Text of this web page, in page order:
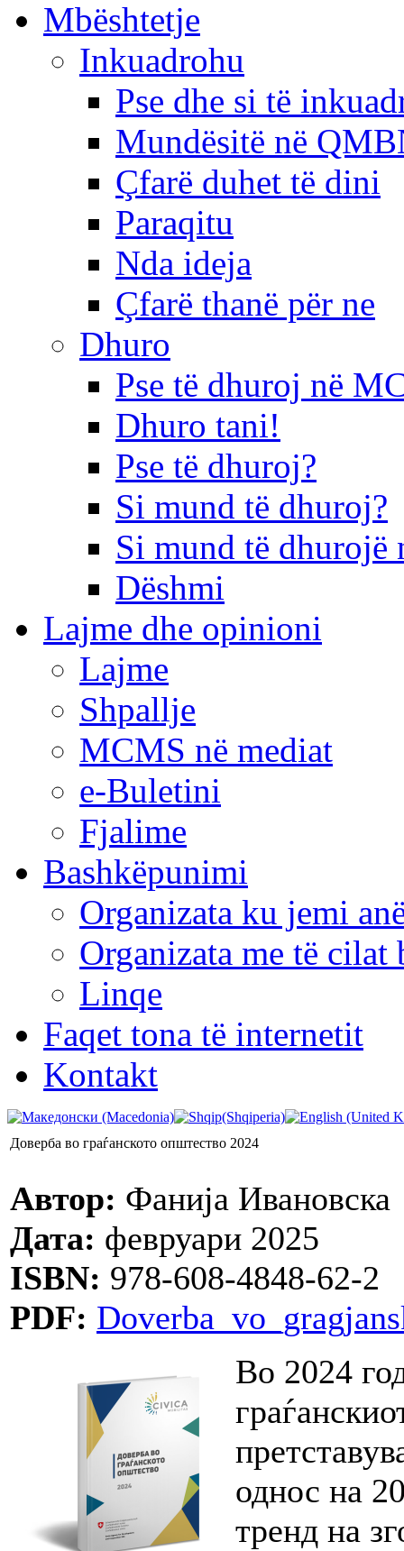
Mbështetje
Inkuadrohu
Pse dhe si të
Mundësitë në
Çfarë duhet të dini
Paraqitu
Nda ideja
Çfarë thanë për ne
Dhuro
Pse të dhuroj në
Dhuro tani!
Pse të dhuroj?
Si mund të dhuroj?
Si mund të dhurojë
Dëshmi
Lajme dhe opinioni
Lajme
Shpallje
MCMS në mediat
e-Buletini
Fjalime
Bashkëpunimi
Organizata ku jemi
Organizata me të cilat
Linqe
Faqet tona të internetit
Kontakt
Доверба во граѓанското општество 2024
Автор: Фанија Ивановска
Дата: февруари 2025
ISBN: 978-608-4848-62-2
PDF:
Во 2024
однос на
тренд на